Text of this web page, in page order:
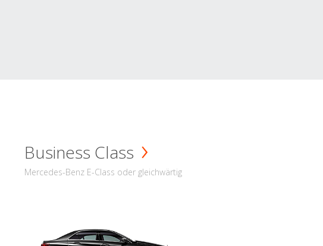
Business Class
Mercedes-Benz E-Class oder gleichwärtig